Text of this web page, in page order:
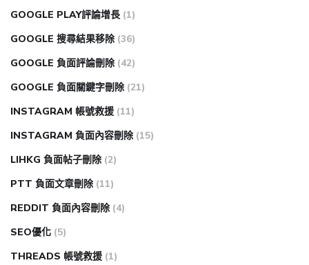
GOOGLE PLAY評論增長 (1)
GOOGLE 搜尋結果移除 (36)
GOOGLE 負面評論刪除 (42)
GOOGLE 負面關鍵字刪除 (21)
INSTAGRAM 帳號救援 (11)
INSTAGRAM 負面內容刪除 (15)
LIHKG 負面帖子刪除 (2)
PTT 負面文章刪除 (11)
REDDIT 負面內容刪除 (4)
SEO優化 (5)
THREADS 帳號救援 (1)